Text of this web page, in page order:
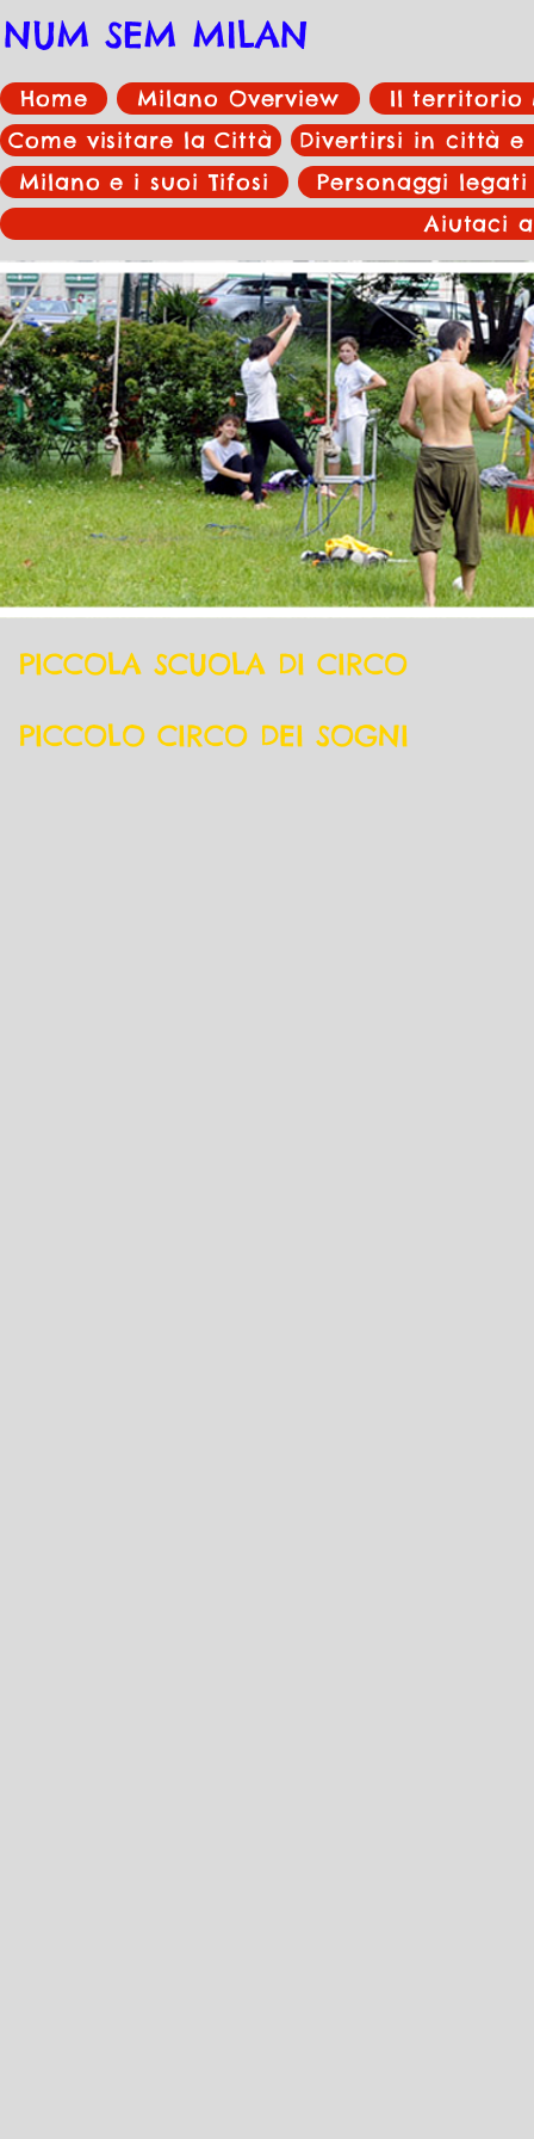
NUM SEM MILAN
Home Milano Overview
Il territorio
Come visitare la Città
Divertirsi in città
Milano e i suoi Tifosi
Personaggi
Aiutaci
PICCOLA SCUOLA DI CIRCO
PICCOLO CIRCO DEI SOGNI